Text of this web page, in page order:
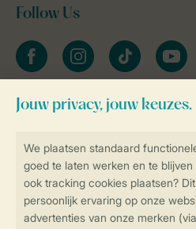
Veilig en snel online boeken
Veilige gegevensoverdracht
Follow Us
facebookinstagramtiktok youtube
Blijf op de hoogte